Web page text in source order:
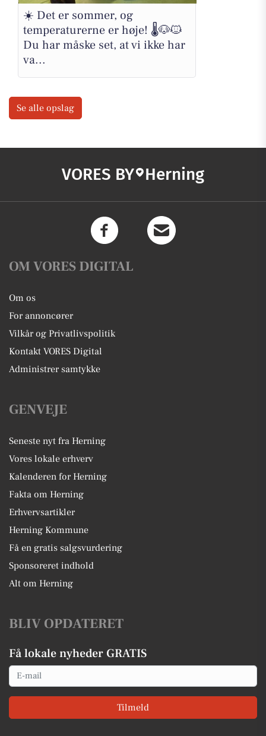
☀️ Det er sommer, og
temperaturerne er høje! 🌡️🐶🐱
Du har måske set, at vi ikke har
va...
Se alle opslag
VORES BY Herning
OM VORES DIGITAL
Om os
For annoncører
Vilkår og Privatlivspolitik
Kontakt VORES Digital
Administrer samtykke
GENVEJE
Seneste nyt fra Herning
Vores lokale erhverv
Kalenderen for Herning
Fakta om Herning
Erhvervsartikler
Herning Kommune
Få en gratis salgsvurdering
Sponsoreret indhold
Alt om Herning
BLIV OPDATERET
Få lokale nyheder GRATIS
Email
Tilmeld